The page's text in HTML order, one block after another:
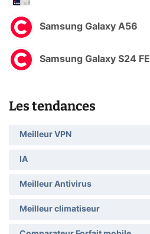
Samsung Galaxy A56
Samsung Galaxy S24 FE
Les tendances
Meilleur VPN
IA
Meilleur Antivirus
Meilleur climatiseur